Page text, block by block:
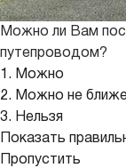
Можно ли Вам
путепроводом?
1. Можно
2. Можно не
3. Нельзя
Показать
Пропустить